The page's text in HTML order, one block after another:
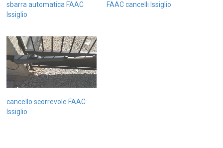
sbarra automatica FAAC
Issiglio
FAAC cancelli Issiglio
cancello scorrevole FAAC
Issiglio